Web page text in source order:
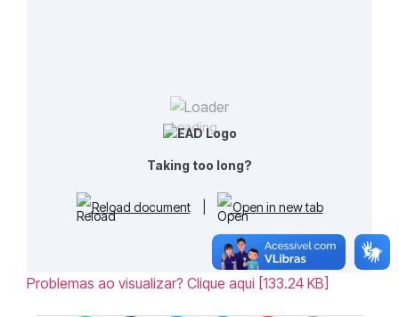
Loading...
Taking too long?
Reload document Open in new tab
Problemas ao visualizar? Clique aqui [133.24 KB]